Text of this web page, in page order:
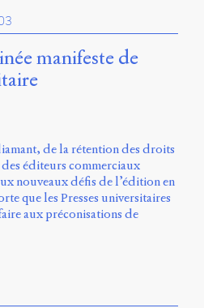
manifeste de
de la rétention des droits
éditeurs commerciaux
nouveaux défis de l’édition en
que les Presses universitaires
aux préconisations de